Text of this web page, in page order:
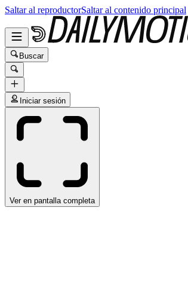
Saltar al reproductorSaltar al contenido principal
Buscar
Iniciar sesión
Ver en pantalla completa